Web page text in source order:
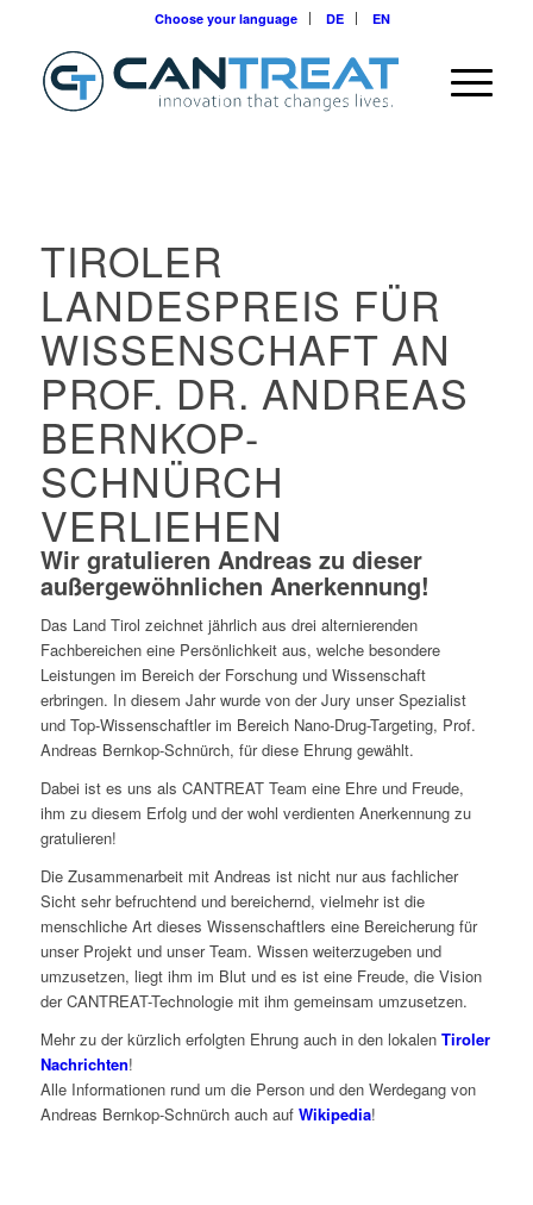
Choose your language DE EN
TIROLER
LANDESPREIS FÜR
WISSENSCHAFT AN
PROF. DR. ANDREAS
BERNKOP-
SCHNÜRCH
VERLIEHEN
Wir gratulieren Andreas zu dieser
außergewöhnlichen Anerkennung!
Das Land Tirol zeichnet jährlich aus drei alternierenden
Fachbereichen eine Persönlichkeit aus, welche besondere
Leistungen im Bereich der Forschung und Wissenschaft
erbringen. In diesem Jahr wurde von der Jury unser Spezialist
und Top-Wissenschaftler im Bereich Nano-Drug-Targeting, Prof.
Andreas Bernkop-Schnürch, für diese Ehrung gewählt.
Dabei ist es uns als CANTREAT Team eine Ehre und Freude,
ihm zu diesem Erfolg und der wohl verdienten Anerkennung zu
gratulieren!
Die Zusammenarbeit mit Andreas ist nicht nur aus fachlicher
Sicht sehr befruchtend und bereichernd, vielmehr ist die
menschliche Art dieses Wissenschaftlers eine Bereicherung für
unser Projekt und unser Team. Wissen weiterzugeben und
umzusetzen, liegt ihm im Blut und es ist eine Freude, die Vision
der CANTREAT-Technologie mit ihm gemeinsam umzusetzen.
Mehr zu der kürzlich erfolgten Ehrung auch in den lokalen Tiroler
Nachrichten!
Alle Informationen rund um die Person und den Werdegang von
Andreas Bernkop-Schnürch auch auf Wikipedia!